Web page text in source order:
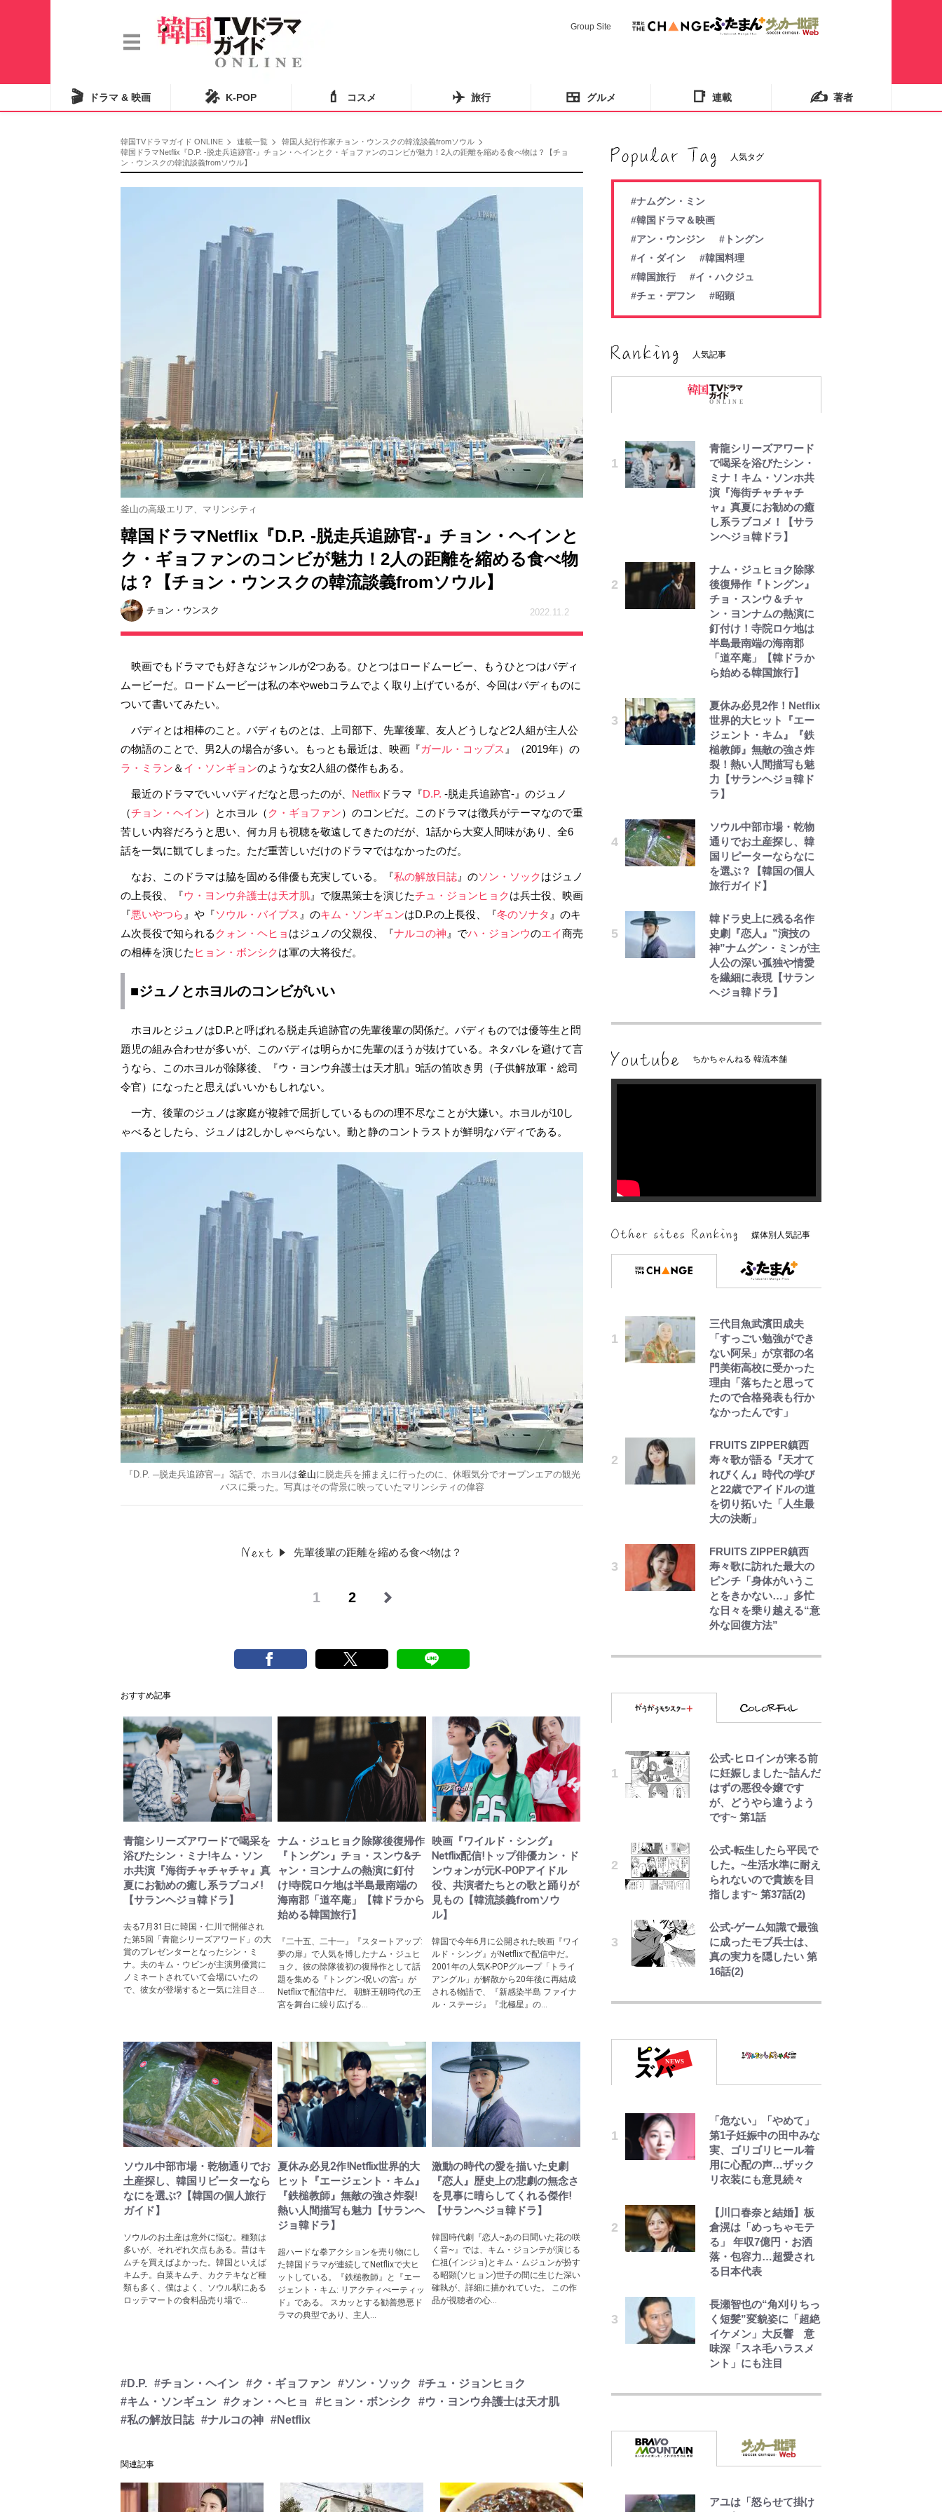
Group Site
🎬 ドラマ & 映画 🎤 K-POP 💄 コスメ ✈️ 旅行 🍱 グルメ 📑 連載 ✍️ 著者
韓国TVドラマガイド ONLINE 連載一覧
韓国人紀行作家チョン・ウンスクの韓流談義fromソウル
韓国ドラマNetflix『D.P. -脱走兵追跡官-』チョン・ヘインとク・ギョファンのコンビが魅力！2人の距離を縮める食べ物は？【チョ
ン・ウンスクの韓流談義fromソウル】
釜山の高級エリア、マリンシティ
韓国ドラマNetflix『D.P. -脱走兵追跡官-』チョン・ヘインと
ク・ギョファンのコンビが魅力！2人の距離を縮める食べ物
は？【チョン・ウンスクの韓流談義fromソウル】
チョン・ウンスク 2022.11.2
映画でもドラマでも好きなジャンルが2つある。ひとつはロードムービー、もうひとつはバディ
ムービーだ。ロードムービーは私の本やwebコラムでよく取り上げているが、今回はバディものに
ついて書いてみたい。
バディとは相棒のこと。バディものとは、上司部下、先輩後輩、友人どうしなど2人組が主人公
の物語のことで、男2人の場合が多い。もっとも最近は、映画『ガール・コップス 』（2019年）の
ラ・ミラン ＆ イ・ソンギョンのような女2人組の傑作もある。
最近のドラマでいいバディだなと思ったのが、 Netflix ドラマ『D.P. -脱走兵追跡官-』のジュノ
（チョン・ヘイン）とホヨル（ ク・ギョファン）のコンビだ。このドラマは徴兵がテーマなので重
苦しい内容だろうと思い、何カ月も視聴を敬遠してきたのだが、1話から大変人間味があり、全6
話を一気に観てしまった。ただ重苦しいだけのドラマではなかったのだ。
なお、このドラマは脇を固める俳優も充実している。『私の解放日誌 』のソン・ソックはジュノ
の上長役、『ウ・ヨンウ弁護士は天才肌 』で腹黒策士を演じたチュ・ジョンヒョクは兵士役、映画
『悪いやつら 』や『ソウル・バイブス 』のキム・ソンギュンはD.P.の上長役、『冬のソナタ 』のキ
ム次長役で知られる クォン・ヘヒョ はジュノの父親役、『ナルコの神 』でハ・ジョンウのエイ商売
の相棒を演じた ヒョン・ボンシクは軍の大将役だ。
■ジュノとホヨルのコンビがいい
ホヨルとジュノはD.P.と呼ばれる脱走兵追跡官の先輩後輩の関係だ。バディものでは優等生と問
題児の組み合わせが多いが、このバディは明らかに先輩のほうが抜けている。ネタバレを避けて言
うなら、このホヨルが除隊後、『ウ・ヨンウ弁護士は天才肌』9話の笛吹き男（子供解放軍・総司
令官）になったと思えばいいかもしれない。
一方、後輩のジュノは家庭が複雑で屈折しているものの理不尽なことが大嫌い。ホヨルが10し
ゃべるとしたら、ジュノは2しかしゃべらない。動と静のコントラストが鮮明なバディである。
『D.P. ─脱走兵追跡官─』3話で、ホヨルは釜山に脱走兵を捕まえに行ったのに、休暇気分でオープンエアの観光
バスに乗った。写真はその背景に映っていたマリンシティの偉容
先輩後輩の距離を縮める食べ物は？
1 2
おすすめ記事
青龍シリーズアワードで喝采を
浴びたシン・ミナ!キム・ソン
ホ共演『海街チャチャチャ』真
夏にお勧めの癒し系ラブコメ!
【サランヘジョ韓ドラ】
去る7月31日に韓国・仁川で開催され
た第5回「青龍シリーズアワード」の大
賞のプレゼンターとなったシン・ミ
ナ。夫のキム・ウビンが主演男優賞に
ノミネートされていて会場にいたの
で、彼女が登場すると一気に注目さ...
ナム・ジュヒョク除隊後復帰作
『トングン』チョ・スンウ&チ
ャン・ヨンナムの熱演に釘付
け!寺院ロケ地は半島最南端の
海南郡「道卒庵」【韓ドラから
始める韓国旅行】
『二十五、二十一』『スタートアップ:
夢の扉』で人気を博したナム・ジュヒ
ョク。彼の除隊後初の復帰作として話
題を集める『トングン-呪いの宮-』が
Netflixで配信中だ。 朝鮮王朝時代の王
宮を舞台に繰り広げる...
映画『ワイルド・シング』
Netflix配信!トップ俳優カン・ド
ンウォンが元K-POPアイドル
役、共演者たちとの歌と踊りが
見もの【韓流談義fromソウ
ル】
韓国で今年6月に公開された映画『ワイ
ルド・シング』がNetflixで配信中だ。
2001年の人気K-POPグループ「トライ
アングル」が解散から20年後に再結成
される物語で、『新感染半島 ファイナ
ル・ステージ』『北極星』の...
ソウル中部市場・乾物通りでお
土産探し、韓国リピーターなら
なにを選ぶ?【韓国の個人旅行
ガイド】
ソウルのお土産は意外に悩む。種類は
多いが、それぞれ欠点もある。昔はキ
ムチを買えばよかった。韓国といえば
キムチ。白菜キムチ、カクテキなど種
類も多く、僕はよく、ソウル駅にある
ロッテマートの食料品売り場で...
夏休み必見2作!Netflix世界的大
ヒット『エージェント・キム』
『鉄槌教師』無敵の強さ炸裂!
熱い人間描写も魅力【サランヘ
ジョ韓ドラ】
超ハードな拳アクションを売り物にし
た韓国ドラマが連続してNetflixで大ヒ
ットしている。『鉄槌教師』と『エー
ジェント・キム: リアクティべーティッ
ド』である。 スカッとする勧善懲悪ド
ラマの典型であり、主人...
激動の時代の愛を描いた史劇
『恋人』歴史上の悲劇の無念さ
を見事に晴らしてくれる傑作!
【サランヘジョ韓ドラ】
韓国時代劇『恋人~あの日聞いた花の咲
く音~』では、キム・ジョンテが演じる
仁祖(インジョ)とキム・ムジュンが扮す
る昭顕(ソヒョン)世子の間に生じた深い
確執が、詳細に描かれていた。 この作
品が視聴者の心...
#D.P. #チョン・ヘイン #ク・ギョファン #ソン・ソック
#チュ・ジョンヒョク
#キム・ソンギュン #クォン・ヘヒョ #ヒョン・ボンシク
#ウ・ヨンウ弁護士は天才肌
#私の解放日誌 #ナルコの神 #Netflix
関連記事
人気タグ
#ナムグン・ミン
#韓国ドラマ＆映画
#アン・ウンジン
#トングン
#イ・ダイン
#韓国料理
#韓国旅行
#イ・ハクジュ
#チェ・デフン
#昭顕
人気記事
青龍シリーズアワード
で喝采を浴びたシン・
ミナ！キム・ソンホ共
演『海街チャチャチ
ャ』真夏にお勧めの癒
し系ラブコメ！【サラ
ンヘジョ韓ドラ】
ナム・ジュヒョク除隊
後復帰作『トングン』
チョ・スンウ＆チャ
ン・ヨンナムの熱演に
釘付け！寺院ロケ地は
半島最南端の海南郡
「道卒庵」【韓ドラか
ら始める韓国旅行】
夏休み必見2作！Netflix
世界的大ヒット『エー
ジェント・キム』『鉄
槌教師』無敵の強さ炸
裂！熱い人間描写も魅
力【サランヘジョ韓ド
ラ】
ソウル中部市場・乾物
通りでお土産探し、韓
国リピーターならなに
を選ぶ？【韓国の個人
旅行ガイド】
韓ドラ史上に残る名作
史劇『恋人』”演技の
神”ナムグン・ミンが主
人公の深い孤独や情愛
を繊細に表現【サラン
ヘジョ韓ドラ】
ちかちゃんねる 韓流本舗
媒体別人気記事
三代目魚武濱田成夫
「すっごい勉強ができ
ない阿呆」が京都の名
門美術高校に受かった
理由「落ちたと思って
たので合格発表も行か
なかったんです」
FRUITS ZIPPER鎮西
寿々歌が語る『天才て
れびくん』時代の学び
と22歳でアイドルの道
を切り拓いた「人生最
大の決断」
FRUITS ZIPPER鎮西
寿々歌に訪れた最大の
ピンチ「身体がいうこ
とをきかない…」多忙
な日々を乗り越える“意
外な回復方法”
ていた!?『SLAM
トガードも…
記憶に残る「恐怖キャ
ラ」の戦慄シーン 小
さくてかわいい世界な
のに「見た目からして
ヤバイ…」
放送40周年『機動戦士
ガンダムZZ』いまだ語
り継がれる「伝説のト
ンデモシーン」 「Zザ
公式-ヒロインが来る前
に妊娠しました~詰んだ
はずの悪役令嬢です
が、どうやら違うよう
です~ 第1話
公式-転生したら平民で
した。~生活水準に耐え
られないので貴族を目
指します~ 第37話(2)
公式-ゲーム知識で最強
に成ったモブ兵士は、
真の実力を隠したい 第
16話(2)
1回
第3回 出版までの道の
レビュー『仮面家族』
悠木シュン・著
「危ない」「やめて」
第1子妊娠中の田中みな
実、ゴリゴリヒール着
用に心配の声…ザック
リ衣装にも意見続々
【川口春奈と結婚】板
倉滉は「めっちゃモテ
る」 年収7億円・お洒
落・包容力…超愛され
る日本代表
長瀬智也の“角刈りちっ
く短髪”変貌姿に「超絶
イケメン」大反響 意
味深「スネ毛ハラスメ
ント」にも注目
ュースだゾ
ボーちゃんの一途な気
持ちだゾ
とうちゃんが出世する
アユは「怒らせて掛け